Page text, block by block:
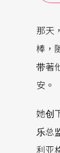
那天
棒，
带著
安。
她创
乐总
利亚